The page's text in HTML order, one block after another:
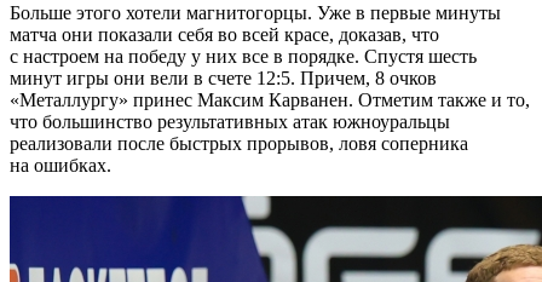
Больше этого хотели магнитогорцы. Уже в первые минуты
матча они показали себя во всей красе, доказав, что
с настроем на победу у них все в порядке. Спустя шесть
минут игры они вели в счете 12:5. Причем, 8 очков
«Металлургу» принес Максим Карванен. Отметим также и то,
что большинство результативных атак южноуральцы
реализовали после быстрых прорывов, ловя соперника
на ошибках.